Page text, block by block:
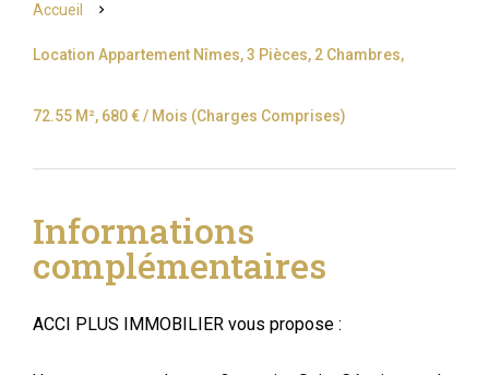
Accueil
Location Appartement Nîmes, 3 Pièces, 2 Chambres,
72.55 M², 680 € / Mois (Charges Comprises)
Informations
complémentaires
ACCI PLUS IMMOBILIER vous propose :